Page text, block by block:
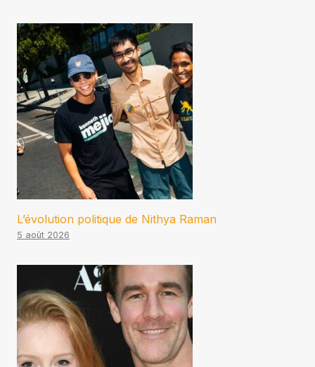
L’évolution politique de Nithya Raman
5 août 2026